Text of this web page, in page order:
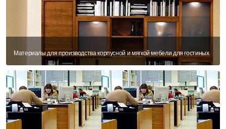
Материалы для производства корпусной и мягкой мебели для гостиных